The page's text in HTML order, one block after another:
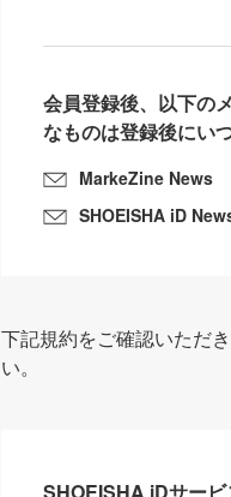
会員登録後、以下の
なものは登録後にい
MarkeZine News
SHOEISHA iD
下記規約をご確認いただ
い。